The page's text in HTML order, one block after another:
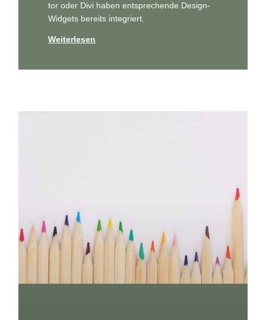
tor oder Divi haben ent­spre­chen­de Design-
Wid­gets bereits integriert.
Weiterlesen